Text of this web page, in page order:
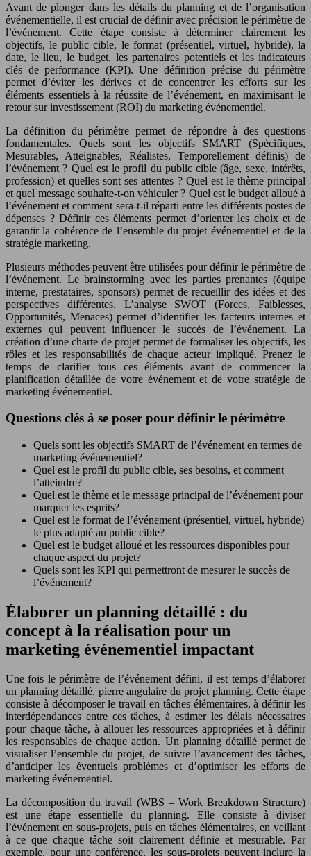
Avant de plonger dans les détails du planning et de l’organisation
événementielle, il est crucial de définir avec précision le périmètre de
l’événement. Cette étape consiste à déterminer clairement les
objectifs, le public cible, le format (présentiel, virtuel, hybride), la
date, le lieu, le budget, les partenaires potentiels et les indicateurs
clés de performance (KPI). Une définition précise du périmètre
permet d’éviter les dérives et de concentrer les efforts sur les
éléments essentiels à la réussite de l’événement, en maximisant le
retour sur investissement (ROI) du marketing événementiel.
La définition du périmètre permet de répondre à des questions
fondamentales. Quels sont les objectifs SMART (Spécifiques,
Mesurables, Atteignables, Réalistes, Temporellement définis) de
l’événement ? Quel est le profil du public cible (âge, sexe, intérêts,
profession) et quelles sont ses attentes ? Quel est le thème principal
et quel message souhaite-t-on véhiculer ? Quel est le budget alloué à
l’événement et comment sera-t-il réparti entre les différents postes de
dépenses ? Définir ces éléments permet d’orienter les choix et de
garantir la cohérence de l’ensemble du projet événementiel et de la
stratégie marketing.
Plusieurs méthodes peuvent être utilisées pour définir le périmètre de
l’événement. Le brainstorming avec les parties prenantes (équipe
interne, prestataires, sponsors) permet de recueillir des idées et des
perspectives différentes. L’analyse SWOT (Forces, Faiblesses,
Opportunités, Menaces) permet d’identifier les facteurs internes et
externes qui peuvent influencer le succès de l’événement. La
création d’une charte de projet permet de formaliser les objectifs, les
rôles et les responsabilités de chaque acteur impliqué. Prenez le
temps de clarifier tous ces éléments avant de commencer la
planification détaillée de votre événement et de votre stratégie de
marketing événementiel.
Questions clés à se poser pour définir le périmètre
Quels sont les objectifs SMART de l’événement en termes de
marketing événementiel?
Quel est le profil du public cible, ses besoins, et comment
l’atteindre?
Quel est le thème et le message principal de l’événement pour
marquer les esprits?
Quel est le format de l’événement (présentiel, virtuel, hybride)
le plus adapté au public cible?
Quel est le budget alloué et les ressources disponibles pour
chaque aspect du projet?
Quels sont les KPI qui permettront de mesurer le succès de
l’événement?
Élaborer un planning détaillé : du
concept à la réalisation pour un
marketing événementiel impactant
Une fois le périmètre de l’événement défini, il est temps d’élaborer
un planning détaillé, pierre angulaire du projet planning. Cette étape
consiste à décomposer le travail en tâches élémentaires, à définir les
interdépendances entre ces tâches, à estimer les délais nécessaires
pour chaque tâche, à allouer les ressources appropriées et à définir
les responsables de chaque action. Un planning détaillé permet de
visualiser l’ensemble du projet, de suivre l’avancement des tâches,
d’anticiper les éventuels problèmes et d’optimiser les efforts de
marketing événementiel.
La décomposition du travail (WBS – Work Breakdown Structure)
est une étape essentielle du planning. Elle consiste à diviser
l’événement en sous-projets, puis en tâches élémentaires, en veillant
à ce que chaque tâche soit clairement définie et mesurable. Par
exemple, pour une conférence, les sous-projets peuvent inclure la